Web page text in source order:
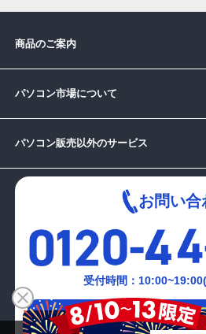
商品のご案内
パソコン市場について
パソコン販売以外のサービス
お問い合
受付時間：
メールでの